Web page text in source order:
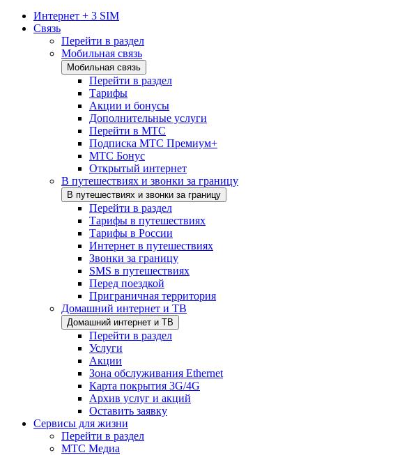
Интернет + 3 SIM
Связь
Перейти в раздел
Мобильная связь
Мобильная связь
Перейти в раздел
Тарифы
Акции и бонусы
Дополнительные услуги
Перейти в МТС
Подписка МТС Премиум+
МТС Бонус
Открытый интернет
В путешествиях и звонки за границу
В путешествиях и звонки за границу
Перейти в раздел
Тарифы в путешествиях
Тарифы в России
Интернет в путешествиях
Звонки за границу
SMS в путешествиях
Перед поездкой
Приграничная территория
Домашний интернет и ТВ
Домашний интернет и ТВ
Перейти в раздел
Услуги
Акции
Зона обслуживания Ethernet
Карта покрытия 3G/4G
Архив услуг и акций
Оставить заявку
Сервисы для жизни
Перейти в раздел
МТС Медиа